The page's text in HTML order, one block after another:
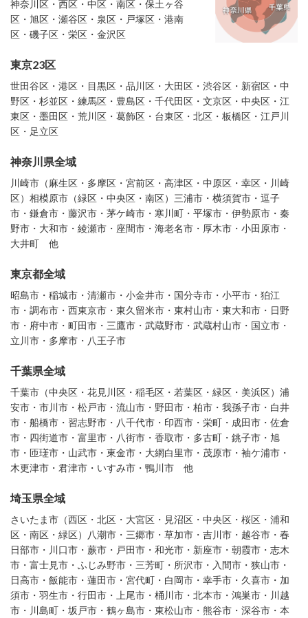
神奈川区・西区・中区・南区・保土ヶ谷
区・旭区・瀬谷区・泉区・戸塚区・港南
区・磯子区・栄区・金沢区
東京23区
世田谷区・港区・目黒区・品川区・大田区・渋谷区・新宿区・中
野区・杉並区・練馬区・豊島区・千代田区・文京区・中央区・江
東区・墨田区・荒川区・葛飾区・台東区・北区・板橋区・江戸川
区・足立区
神奈川県全域
川崎市（麻生区・多摩区・宮前区・高津区・中原区・幸区・川崎
区）相模原市（緑区・中央区・南区）三浦市・横須賀市・逗子
市・鎌倉市・藤沢市・茅ケ崎市・寒川町・平塚市・伊勢原市・秦
野市・大和市・綾瀬市・座間市・海老名市・厚木市・小田原市・
大井町 他
東京都全域
昭島市・稲城市・清瀬市・小金井市・国分寺市・小平市・狛江
市・調布市・西東京市・東久留米市・東村山市・東大和市・日野
市・府中市・町田市・三鷹市・武蔵野市・武蔵村山市・国立市・
立川市・多摩市・八王子市
千葉県全域
千葉市（中央区・花見川区・稲毛区・若葉区・緑区・美浜区）浦
安市・市川市・松戸市・流山市・野田市・柏市・我孫子市・白井
市・船橋市・習志野市・八千代市・印西市・栄町・成田市・佐倉
市・四街道市・富里市・八街市・香取市・多古町・銚子市・旭
市・匝瑳市・山武市・東金市・大網白里市・茂原市・袖ケ浦市・
木更津市・君津市・いすみ市・鴨川市 他
埼玉県全域
さいたま市（西区・北区・大宮区・見沼区・中央区・桜区・浦和
区・南区・緑区）八潮市・三郷市・草加市・吉川市・越谷市・春
日部市・川口市・蕨市・戸田市・和光市・新座市・朝霞市・志木
市・富士見市・ふじみ野市・三芳町・所沢市・入間市・狭山市・
日高市・飯能市・蓮田市・宮代町・白岡市・幸手市・久喜市・加
須市・羽生市・行田市・上尾市・桶川市・北本市・鴻巣市・川越
市・川島町・坂戸市・鶴ヶ島市・東松山市・熊谷市・深谷市・本